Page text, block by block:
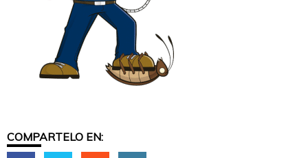
COMPARTELO EN: